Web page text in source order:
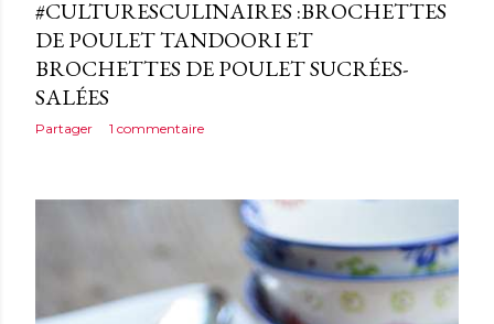
#CULTURESCULINAIRES :BROCHETTES
DE POULET TANDOORI ET
BROCHETTES DE POULET SUCRÉES-
SALÉES
Partager 1 commentaire